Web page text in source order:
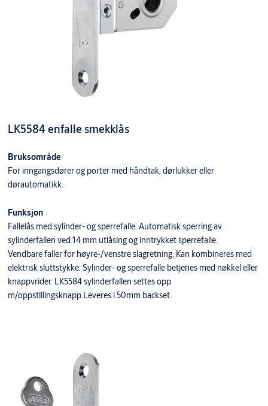
LK5584 enfalle smekklås
Bruksområde
For inngangsdører og porter med håndtak, dørlukker eller
dørautomatikk.
Funksjon
Fallelås med sylinder- og sperrefalle. Automatisk sperring av
sylinderfallen ved 14 mm utlåsing og inntrykket sperrefalle.
Vendbare faller for høyre-/venstre slagretning. Kan kombineres med
elektrisk sluttstykke. Sylinder- og sperrefalle betjenes med nøkkel eller
knappvrider. LK5584 sylinderfallen settes opp
m/oppstillingsknapp.Leveres i 50mm backset.